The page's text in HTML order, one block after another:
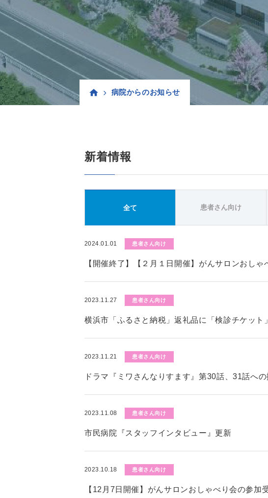
病院からのお知らせ
新着情報
全て 患者さん向け
2024.01.01 患者さん向け
【開催終了】【２月１日開催】がんサロンおし
2023.11.27 患者さん向け
横浜市「ふるさと納税」返礼品に「検診チケット
2023.11.21 患者さん向け
ドラマ『ミワさんなりすます』第30話、31話へ
2023.11.08 患者さん向け
市民病院『スタッフインタビュー』更新
2023.10.18 患者さん向け
【12月7日開催】がんサロンおしゃべり会の参加